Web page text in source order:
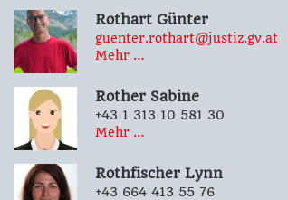
Rothart Günter
guenter.rothart@justiz.gv.at
Mehr …
Rother Sabine
+43 1 313 10 581 30
Mehr …
Rothfischer Lynn
+43 664 413 55 76